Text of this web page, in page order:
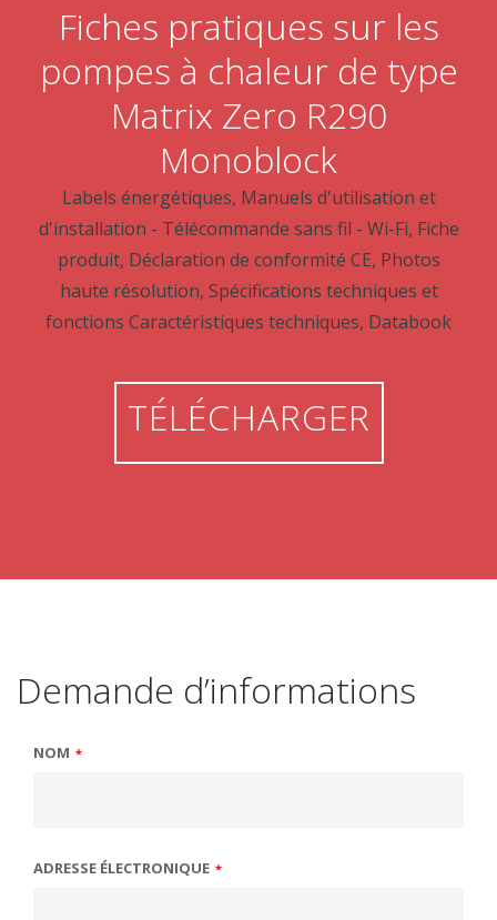
Fiches pratiques sur les
pompes à chaleur de type
Matrix Zero R290
Monoblock
Labels énergétiques, Manuels d'utilisation et
d'installation - Télécommande sans fil - Wi-Fi, Fiche
produit, Déclaration de conformité CE, Photos
haute résolution, Spécifications techniques et
fonctions Caractéristiques techniques, Databook
TÉLÉCHARGER
Demande d’informations
NOM *
ADRESSE ÉLECTRONIQUE *